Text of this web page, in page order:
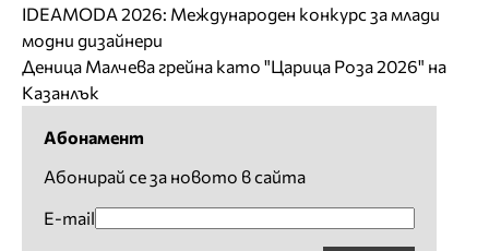
IDEAMODA 2026: Международен конкурс за млади
модни дизайнери
Деница Малчева грейна като "Царица Роза 2026" на
Казанлък
Абонамент
Абонирай се за новото в сайта
E-mail